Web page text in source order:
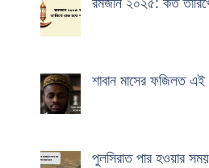
শাবান মাসের ফজিলত
পুলসিরাত পার হওয়ার